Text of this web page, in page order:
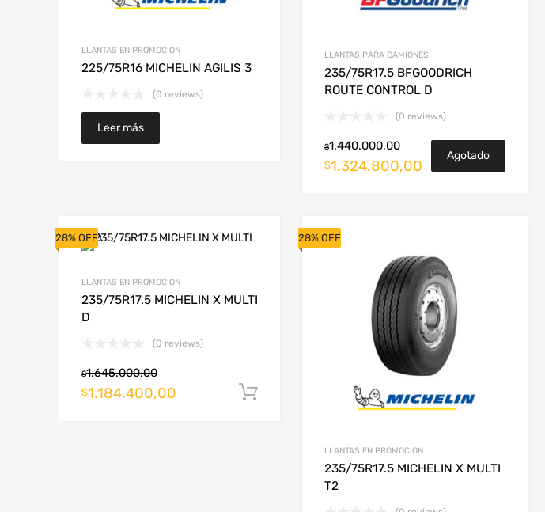
LLANTAS EN PROMOCION
225/75R16 MICHELIN AGILIS 3
(0 reviews)
Leer más
LLANTAS PARA CAMIONES
235/75R17.5 BFGOODRICH
ROUTE CONTROL D
(0 reviews)
$1.440.000,00
$1.324.800,00
Agotado
28% OFF
LLANTAS EN PROMOCION
235/75R17.5 MICHELIN X MULTI
D
(0 reviews)
$1.645.000,00
$1.184.400,00 Añadir al carrito
28% OFF
LLANTAS EN PROMOCION
235/75R17.5 MICHELIN X MULTI
T2